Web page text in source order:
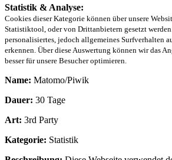
Statistik & Analyse:
Cookies dieser Kategorie können über unsere
Statistiktool, oder von Drittanbietern gesetzt
personalisiertes, jedoch allgemeines Surfverhalten
erkennen. Über diese Auswertung können wir das
besser für unsere Besucher optimieren.
Name: Matomo/Piwik
Dauer: 30 Tage
Art: 3rd Party
Kategorie: Statistik